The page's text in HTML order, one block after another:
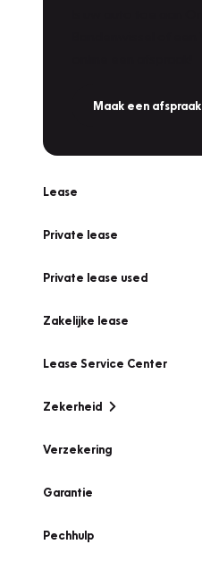
Maak een afspraak
Lease
Private lease
Private lease used
Zakelijke lease
Lease Service Center
Zekerheid
Verzekering
Garantie
Pechhulp